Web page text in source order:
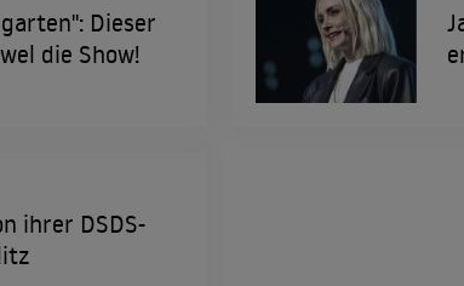
Dieser
die Show!
ihrer DSDS-